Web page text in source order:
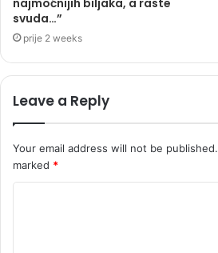
svuda…”
prije 2 weeks
Leave a Reply
Your email address will not be published.
marked *